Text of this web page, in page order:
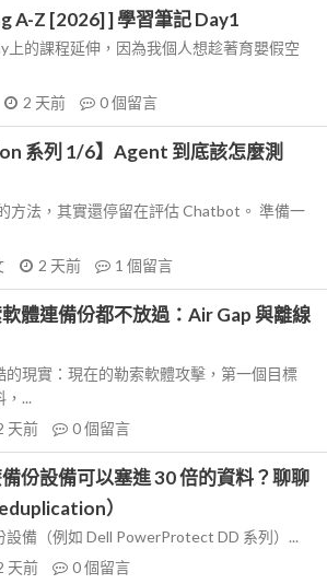
A-Z [2026] ] 學習筆記 Day1
上的課程延伸，因為我個人想趁著育嬰假空
2 天前 0個留言
系列 1/6】Agent 到底該怎麼測
方法，其實還停留在評估 Chatbot。 準備一
2 天前 1 個留言
體連備份都不放過：Air Gap 與離線
的現實：現在的勒索軟體攻擊，第一個目標
...
天前 0個留言
份設備可以塞進 30 倍的資料？聊聊
）
備（例如 Dell PowerProtect DD 系列）...
天前 0個留言